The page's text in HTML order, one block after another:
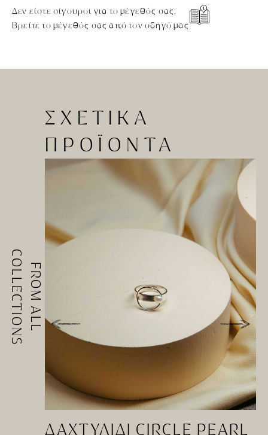
Δεν είστε σίγουροι για το μέγεθός σας;
Βρείτε το μέγεθός σας από τον οδηγό μας
FROM ALL
COLLECTIONS
ΣΧΕΤΙΚΑ
ΠΡΟΪΟΝΤΑ
ΔΑΧΤΥΛΊΔΙ CIRCLE PEARL